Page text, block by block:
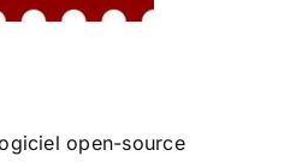
open-source